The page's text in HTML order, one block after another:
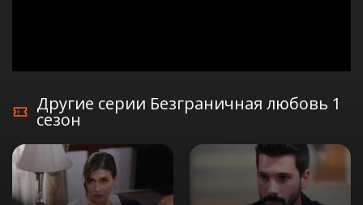
Другие серии Безграничная любовь 1
сезон